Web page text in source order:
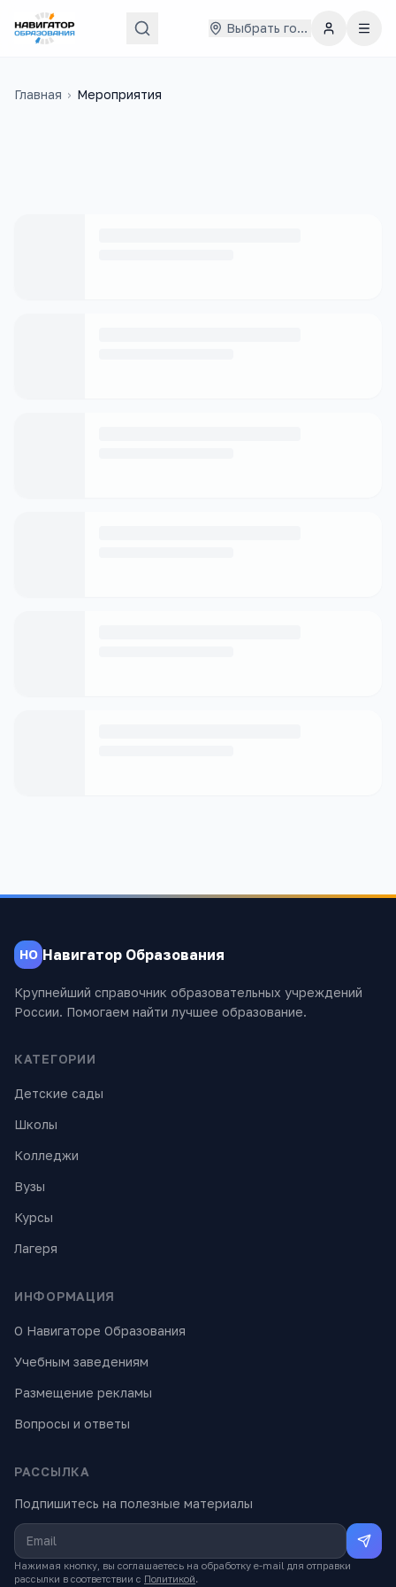
Выбрать город
Главная › Мероприятия
НО Навигатор Образования
Крупнейший справочник образовательных учреждений
России. Помогаем найти лучшее образование.
КАТЕГОРИИ
Детские сады
Школы
Колледжи
Вузы
Курсы
Лагеря
ИНФОРМАЦИЯ
О Навигаторе Образования
Учебным заведениям
Размещение рекламы
Вопросы и ответы
РАССЫЛКА
Подпишитесь на полезные материалы
Нажимая кнопку, вы соглашаетесь на обработку e-mail для отправки
рассылки в соответствии с Политикой.